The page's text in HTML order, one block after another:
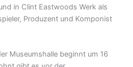
in Clint Eastwoods Werk als
Produzent und Komponist
Museumshalle beginnt um 16